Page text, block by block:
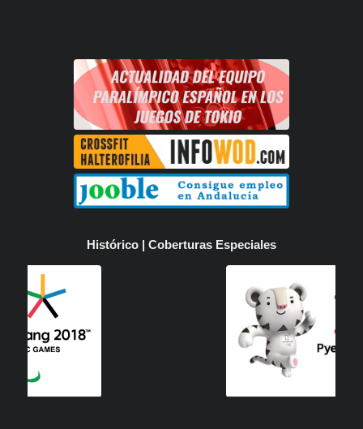
Histórico | Coberturas Especiales